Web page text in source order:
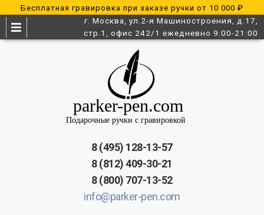
Бесплатная гравировка при заказе ручки от 10 000 ₽
г. Москва, ул.2-я Машиностроения, д.17,
стр.1, офис 242/1 ежедневно 9:00-21:00
8 (495) 128-13-57
8 (812) 409-30-21
8 (800) 707-13-52
info@parker-pen.com